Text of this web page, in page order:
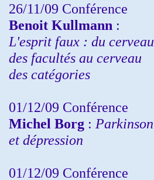
26/11/09 Conférence
Benoit Kullmann :
L'esprit faux : du cerveau
des facultés au cerveau
des catégories
01/12/09 Conférence
Michel Borg : Parkinson
et dépression
01/12/09 Conférence